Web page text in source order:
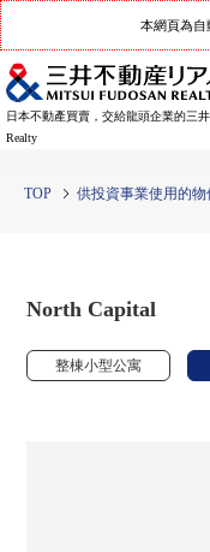
本網頁為自
日本不動產買賣，交給龍頭企業的三
Realty
TOP 供投資事業使用的物
North Capital
整棟小型公寓